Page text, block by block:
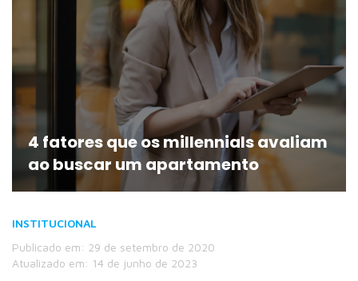
4 fatores que os millennials avaliam
ao buscar um apartamento
INSTITUCIONAL
Publicado em: 29 de setembro de 2020
Atualizado em: 14 de junho de 2023